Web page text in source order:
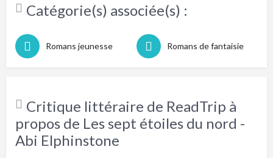
Catégorie(s) associée(s) :
Romans jeunesse Romans de fantaisie
Critique littéraire de ReadTrip à
propos de Les sept étoiles du nord -
Abi Elphinstone